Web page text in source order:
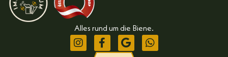
Alles rund um die Biene.